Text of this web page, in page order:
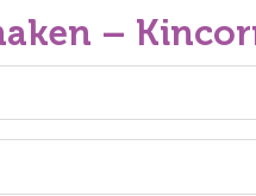
–